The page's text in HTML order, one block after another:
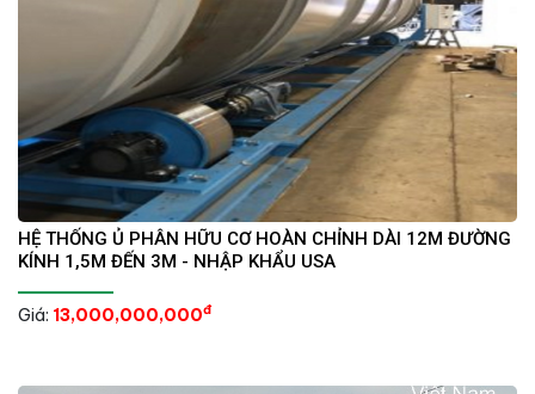
HỆ THỐNG Ủ PHÂN HỮU CƠ HOÀN CHỈNH DÀI 12M ĐƯỜNG
KÍNH 1,5M ĐẾN 3M - NHẬP KHẨU USA
Giá: 13,000,000,000đ